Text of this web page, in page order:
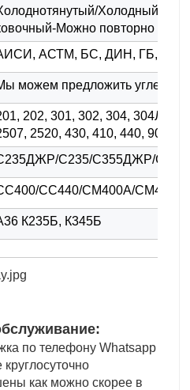
Холодный
Можно повторно
АСТМ, БС, ДИН, ГБ,
можем предложить
202, 301, 302, 304, 304Л,
2520, 430, 410, 440,
С235/С355ДЖР/С355
СС440/СМ400А/СМ400Б
К235Б, К345Б
по телефону Whatsapp
как можно скорее в